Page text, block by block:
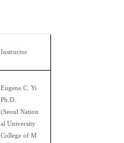
Instructor
Eugene C. Yi
Ph.D.
(Seoul Nation
al University
College of M